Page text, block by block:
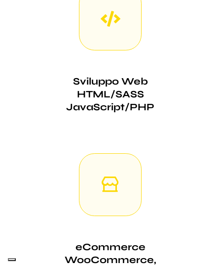
Sviluppo Web
HTML/SASS
JavaScript/PHP
eCommerce
WooCommerce,